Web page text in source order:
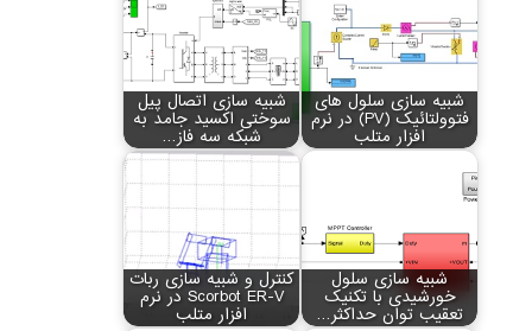
شبیه سازی سلول های
فتوولتائیک (PV) در نرم
افزار متلب
شبیه سازی اتصال پیل
سوختی اکسید جامد به
شبکه سه فاز…
شبیه سازی سلول
خورشیدی با تکنیک
تعقیب توان حداکثر…
کنترل و شبیه سازی ربات
Scorbot ER-V در نرم
افزار متلب